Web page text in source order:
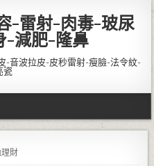
-雷射-肉毒-玻尿
-減肥-隆鼻
-音波拉皮-皮秒雷射-瘦臉-法令紋-
瓷
IN
財